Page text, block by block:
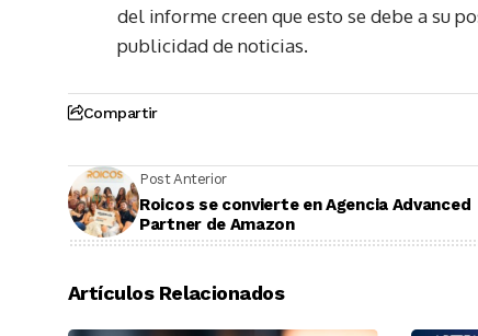
del informe creen que esto se debe a su
publicidad de noticias.
Compartir
Post Anterior
Roicos se convierte en Agencia Advanced
Partner de Amazon
Artículos Relacionados